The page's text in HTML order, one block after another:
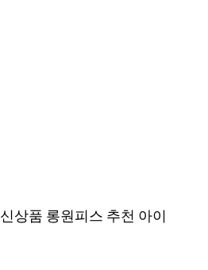
신상품 롱원피스 추천 아이